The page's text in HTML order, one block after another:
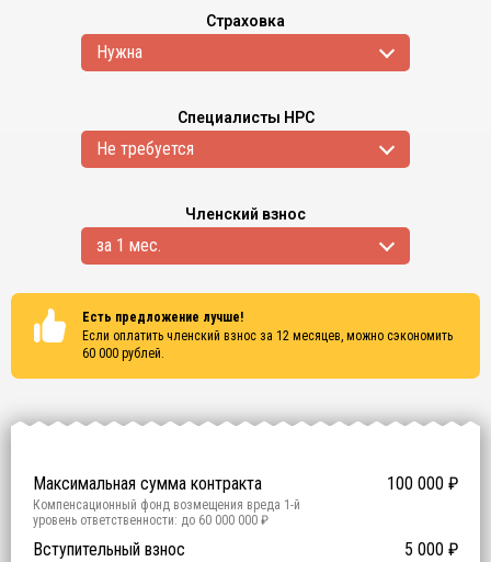
Страховка
Нужна
Специалисты НРС
Не требуется
Членский взнос
за 1 мес.
Есть предложение лучше!
Если оплатить членский взнос за 12 месяцев, можно сэкономить
60 000 рублей.
Сертификаты
Максимальная сумма контракта
100 000 ₽
Компенсационный фонд возмещения вреда 1 -й
уровень ответственности: до 60 000 000 ₽
Участие в гос. тендерах и аукционах 0 ₽
Вступительный взнос 5 000 ₽